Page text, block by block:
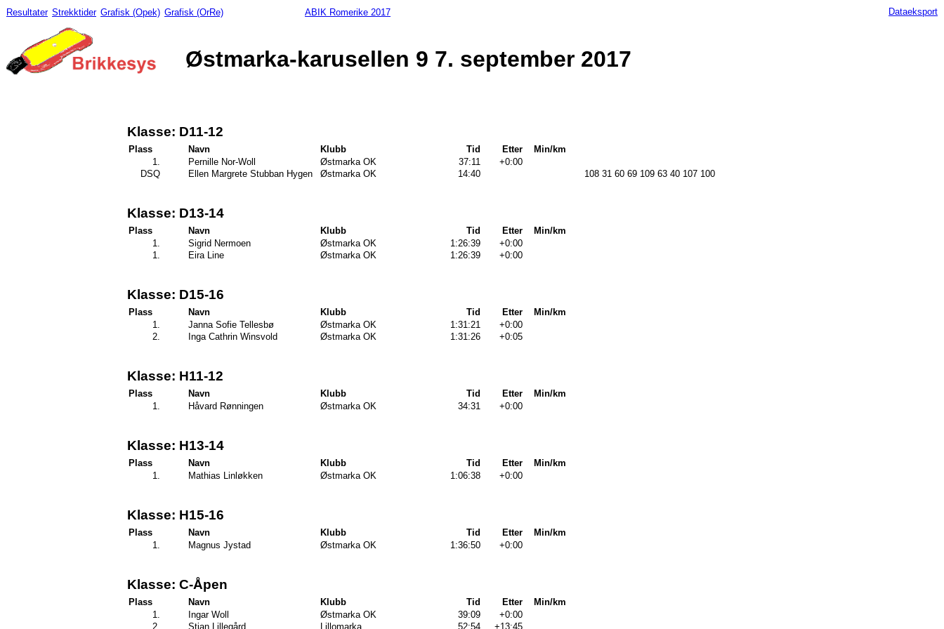
Resultater Strekktider Grafisk (Opek) Grafisk (OrRe) ABIK Romerike 2017 Dataeksport
Østmarka-karusellen 9 7. september 2017
Klasse: D11-12
Plass Navn Klubb Tid Etter
Min/km
1.
Pernille Nor-Woll Østmarka OK 37:11
+0:00
DSQ
Ellen Margrete Stubban Hygen Østmarka OK 14:40 108 31 60 69 109 63 40 107 100
Klasse: D13-14
Plass Navn Klubb Tid Etter
Min/km
1.
Sigrid Nermoen Østmarka OK 1:26:39
+0:00
1.
Eira Line Østmarka OK 1:26:39 +0:00
Klasse: D15-16
Plass Navn Klubb Tid Etter
Min/km
1.
Janna Sofie Tellesbø Østmarka OK 1:31:21
+0:00
2.
Inga Cathrin Winsvold Østmarka OK 1:31:26 +0:05
Klasse: H11-12
Plass Navn Klubb Tid Etter
Min/km
1.
Håvard Rønningen Østmarka OK 34:31 +0:00
Klasse: H13-14
Plass Navn Klubb Tid Etter
Min/km
1.
Mathias Linløkken Østmarka OK 1:06:38 +0:00
Klasse: H15-16
Plass Navn Klubb Tid Etter
Min/km
1.
Magnus Jystad Østmarka OK 1:36:50 +0:00
Klasse: C-Åpen
Plass Navn Klubb Tid Etter
Min/km
1.
Ingar Woll Østmarka OK 39:09
+0:00
2.
Stian Lillegård Lillomarka 52:54 +13:45